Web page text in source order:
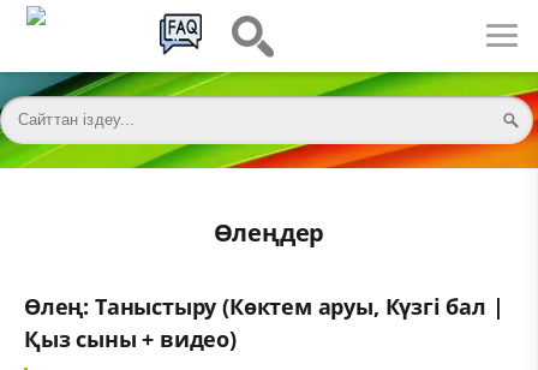
Өлеңдер
Өлең: Таныстыру (Көктем аруы, Күзгі бал |
Қыз сыны + видео)